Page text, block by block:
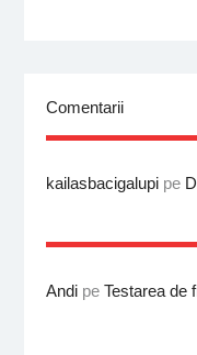
Comentarii
kailasbacigalupipe
Andipe Testarea de